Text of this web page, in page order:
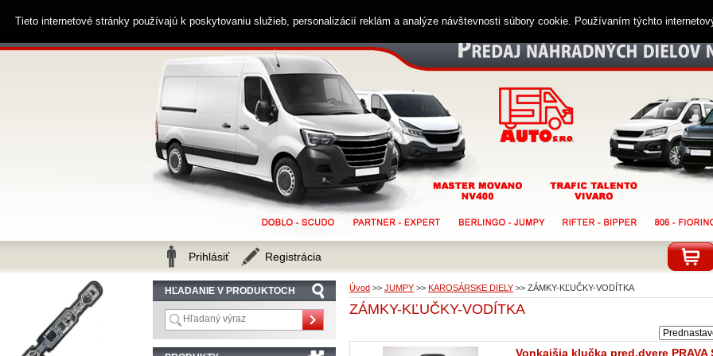
Úvod >> JUMPY >> KAROSÁRSKE DIELY >> ZÁMKY-KĽUČKY-VODÍTKA
ZÁMKY-KĽUČKY-VODÍTKA
Vonkajšia klučka pred.dvere PRAVA
HĽADANIE V PRODUKTOCH
Zákaznícka linka 0914 238 482
Prihlásiť Registrácia
Tieto internetové stránky používajú k poskytovaniu služieb, personalizácií reklám a analýze návštevnosti súbory cookie. Používaním týchto